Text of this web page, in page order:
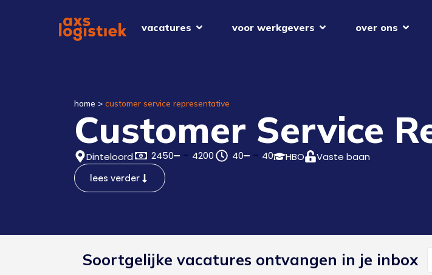
vacatures voor werkgevers over ons
home > customer service representative
Customer Service
Dinteloord 2450 4200 40 40 HBO Vaste baan
lees verder
Soortgelijke vacatures ontvangen in je inbox